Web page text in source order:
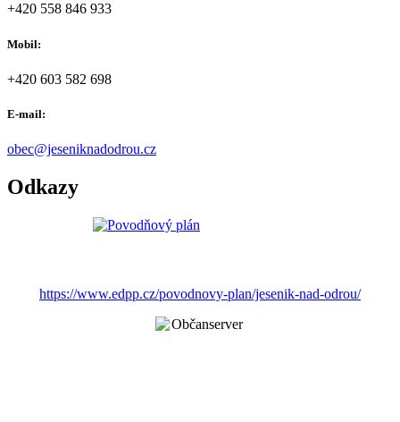
+420 558 846 933
Mobil:
+420 603 582 698
E-mail:
obec@jeseniknadodrou.cz
Odkazy
https://www.edpp.cz/povodnovy-plan/jesenik-nad-odrou/